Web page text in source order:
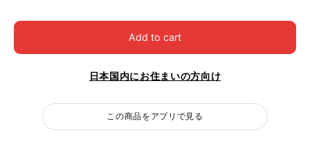
Add to cart
日本国内にお住まいの方向け
この商品をアプリで見る